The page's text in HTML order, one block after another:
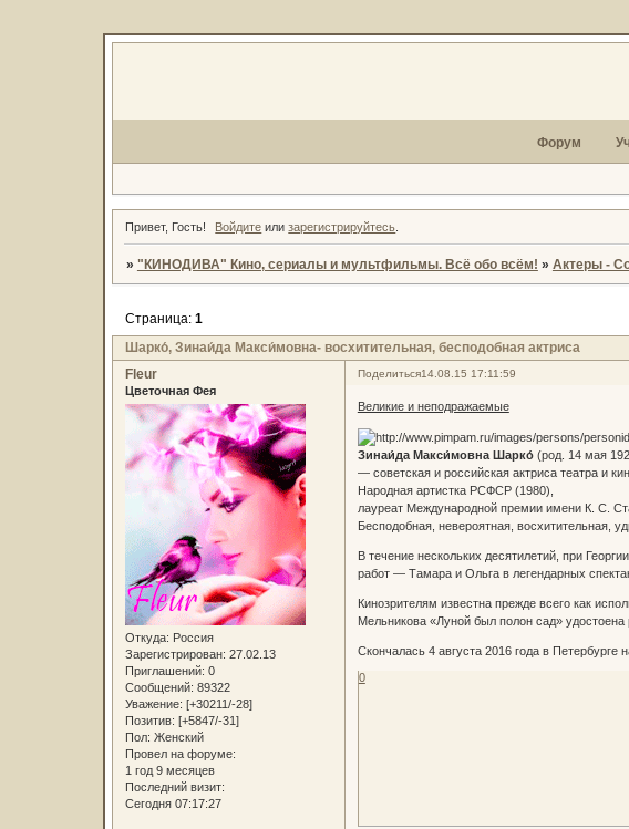
Форум
Привет, Гость! Войдите илизарегистрируйтесь
» "КИНОДИВА" Кино, сериалы и мультфильмы. Всё обо всём! » Актеры -
Шарко́, Зинаи́да Макси́мовна- восхитительная, бесподобная актриса
Страница: 1
Поделиться14.08.15 17:11:59
Fleur
Цветочная Фея
Откуда: Россия
Зарегистрирован: 27.02.13
Приглашений: 0
Сообщений: 89322
Уважение: [+30211/-28]
Позитив: [+5847/-31]
Пол: Женский
Провел на форуме:
1 год 9 месяцев
Последний визит:
Сегодня 07:17:27
Великие и неподражаемые
Зинаи́да Макси́мовна Шарко́(род. 14 мая
— советская и российская актриса театра и
Народная артистка РСФСР (1980),
лауреат Международной премии имени К. С.
Бесподобная, невероятная, восхитительная,
В течение нескольких десятилетий, при
работ — Тамара и Ольга в легендарных
Кинозрителям известна прежде всего как
Мельникова «Луной был полон сад»
Скончалась 4 августа 2016 года в Петербурге
0